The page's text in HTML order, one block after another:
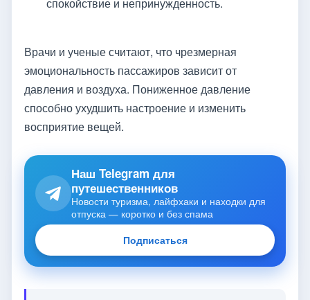
Врачи и ученые считают, что чрезмерная
эмоциональность пассажиров зависит от
давления и воздуха. Пониженное давление
способно ухудшить настроение и изменить
восприятие вещей.
Наш Telegram для
путешественников
Новости туризма, лайфхаки и находки для
отпуска — коротко и без спама
Подписаться